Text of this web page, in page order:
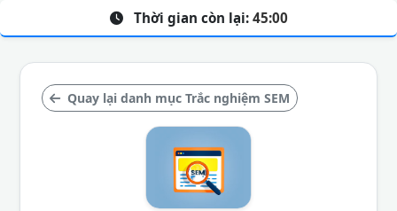
Quay lại danh mục Trắc nghiệm SEM
Thời gian còn lại: 45:00